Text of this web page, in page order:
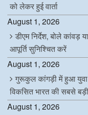
को लेकर हुई वार्ता
August 1, 2026
डीएम निर्देश, बोले कांवड़
आपूर्ति सुनिश्चित करें
August 1, 2026
गुरूकुल कांगड़ी में हुआ युवा
विकसित भारत की सबसे
August 1, 2026